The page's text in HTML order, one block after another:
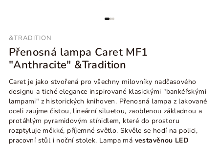
&TRADITION
Přenosná lampa Caret MF1
"Anthracite" &Tradition
Caret je jako stvořená pro všechny milovníky nadčasového
designu a tiché elegance inspirované klasickými "bankéřskými
lampami" z historických knihoven. Přenosná lampa z lakované
oceli zaujme čistou, lineární siluetou, zaoblenou základnou a
protáhlým pyramidovým stínidlem, které do prostoru
rozptyluje měkké, příjemné světlo. Skvěle se hodí na polici,
pracovní stůl i noční stolek. Lampa má vestavěnou LED